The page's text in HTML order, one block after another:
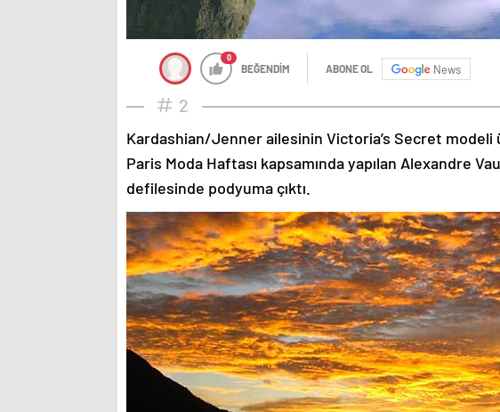
0
BEĞENDİM ABONE OL News
2
Kardashian/Jenner ailesinin Victoria’s Secret modeli
Paris Moda Haftası kapsamında yapılan Alexandre
defilesinde podyuma çıktı.